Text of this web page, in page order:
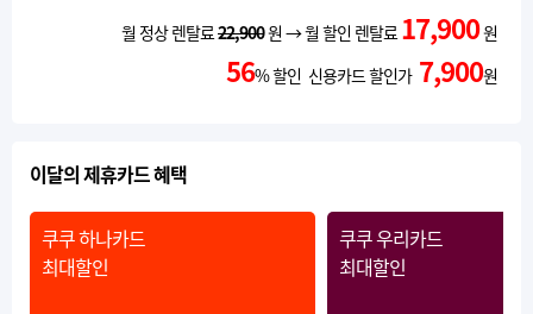
월 정상 렌탈료 22,900원 → 월 할인 렌탈료 17,900원
56% 할인 신용카드 할인가 7,900원
이달의 제휴카드 혜택
쿠쿠 하나카드
최대할인
쿠쿠 우리카드
최대할인